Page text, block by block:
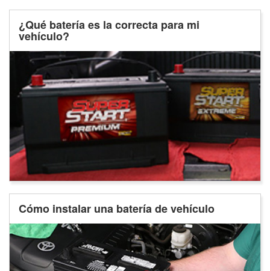
¿Qué batería es la correcta para mi
vehículo?
Cómo instalar una batería de vehículo